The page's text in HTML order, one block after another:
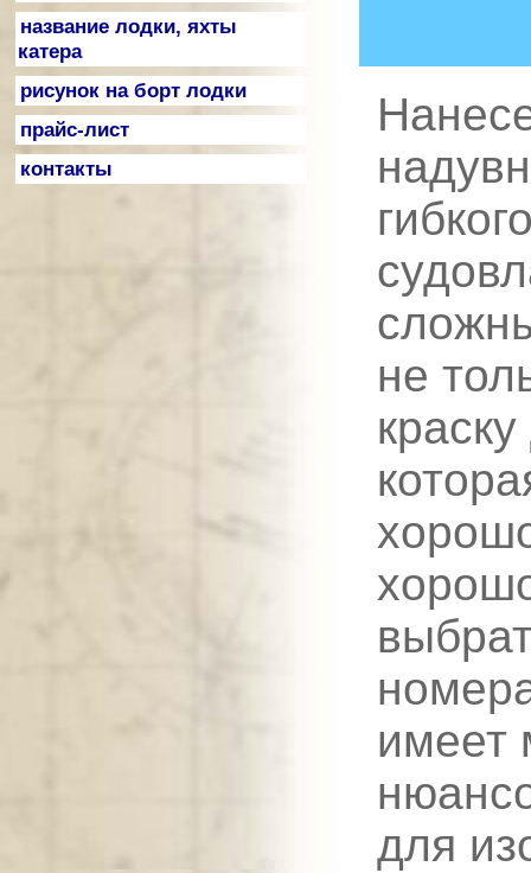
название лодки, яхты
катера
рисунок на борт лодки
прайс-лист
контакты
не
имеет
для